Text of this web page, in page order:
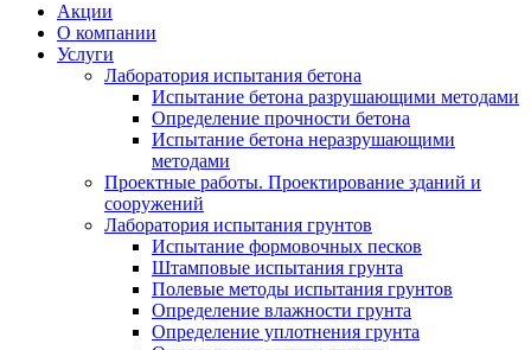
Акции
О компании
Услуги
Лаборатория испытания бетона
Испытание бетона разрушающими методами
Определение прочности бетона
Испытание бетона неразрушающими
методами
Проектные работы. Проектирование зданий и
сооружений
Лаборатория испытания грунтов
Испытание формовочных песков
Штамповые испытания грунта
Полевые методы испытания грунтов
Определение влажности грунта
Определение уплотнения грунта